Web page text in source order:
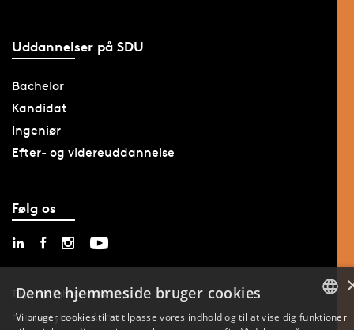
Uddannelser på SDU
Bachelor
Kandidat
Ingeniør
Efter- og videreuddannelse
Følg os
Tilgængelighedserklæring
Databeskyttelse på SDU
Denne hjemmeside bruger cookies
Vi bruger cookies til at tilpasse vores indhold og til at vise dig funktioner